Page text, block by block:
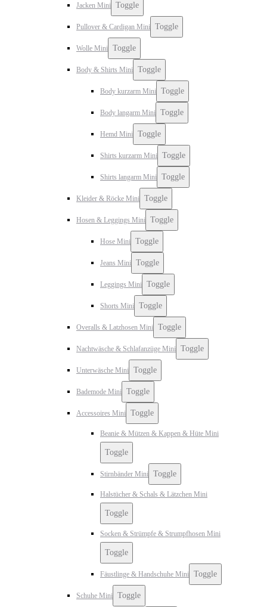
Jacken Mini Toggle
Pullover & Cardigan Mini Toggle
Wolle Mini Toggle
Body & Shirts Mini Toggle
Body kurzarm Mini Toggle
Body langarm Mini Toggle
Hemd Mini Toggle
Shirts kurzarm Mini Toggle
Shirts langarm Mini Toggle
Kleider & Röcke Mini Toggle
Hosen & Leggings Mini Toggle
Hose Mini Toggle
Jeans Mini Toggle
Leggings Mini Toggle
Shorts Mini Toggle
Overalls & Latzhosen Mini Toggle
Nachtwäsche & Schlafanzüge Mini Toggle
Unterwäsche Mini Toggle
Bademode Mini Toggle
Accessoires Mini Toggle
Beanie & Mützen & Kappen & Hüte Mini
Toggle
Stirnbänder Mini Toggle
Halstücher & Schals & Lätzchen Mini
Toggle
Socken & Strümpfe & Strumpfhosen Mini
Toggle
Fäustlinge & Handschuhe Mini Toggle
Schuhe Mini Toggle